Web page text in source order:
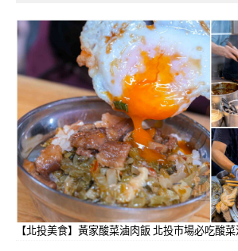
【北投美食】黃家酸菜滷肉飯 北投市場必吃酸